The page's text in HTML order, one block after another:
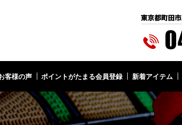
客様の声 ポイントがたまる会員登録 新着アイテム